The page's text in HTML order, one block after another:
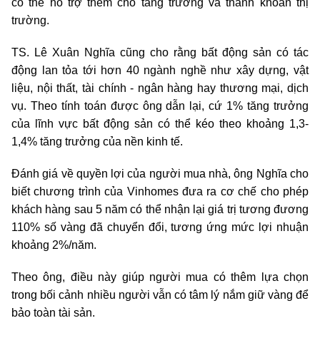
có thể hỗ trợ thêm cho tăng trưởng và thanh khoản thị
trường.
TS. Lê Xuân Nghĩa cũng cho rằng bất động sản có tác
động lan tỏa tới hơn 40 ngành nghề như xây dựng, vật
liệu, nội thất, tài chính - ngân hàng hay thương mại, dịch
vụ. Theo tính toán được ông dẫn lại, cứ 1% tăng trưởng
của lĩnh vực bất động sản có thể kéo theo khoảng 1,3-
1,4% tăng trưởng của nền kinh tế.
Đánh giá về quyền lợi của người mua nhà, ông Nghĩa cho
biết chương trình của Vinhomes đưa ra cơ chế cho phép
khách hàng sau 5 năm có thể nhận lại giá trị tương đương
110% số vàng đã chuyển đổi, tương ứng mức lợi nhuận
khoảng 2%/năm.
Theo ông, điều này giúp người mua có thêm lựa chọn
trong bối cảnh nhiều người vẫn có tâm lý nắm giữ vàng để
bảo toàn tài sản.